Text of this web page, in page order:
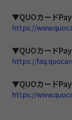
▼QUOカード
https://
▼QUOカード
https://
▼QUOカード
https://